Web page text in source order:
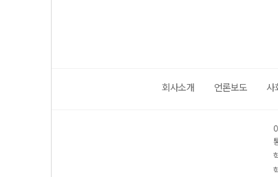
회사소개 언론보도 사